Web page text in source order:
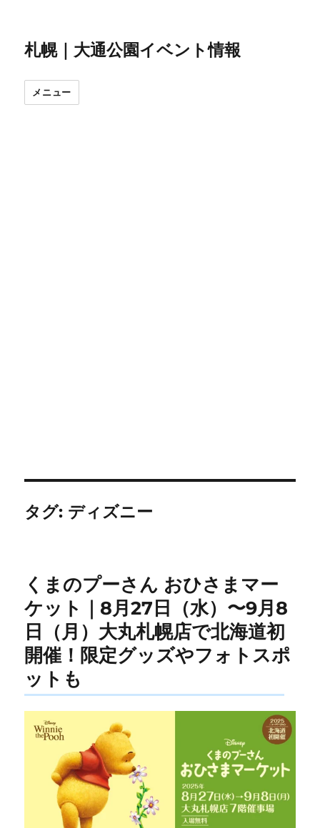
札幌｜大通公園イベント情報
メニュー
タグ: ディズニー
くまのプーさん おひさまマー
ケット｜8月27日（水）〜9月8
日（月）大丸札幌店で北海道初
開催！限定グッズやフォトスポ
ットも